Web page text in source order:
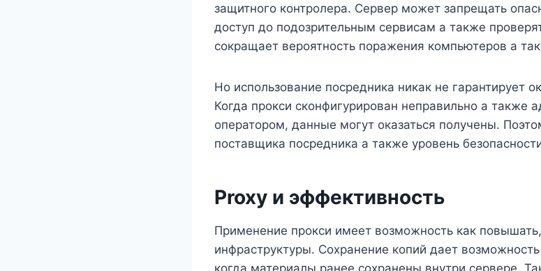
защитного контролера. Сервер может запрещать
доступ до подозрительным сервисам а также
сокращает вероятность поражения компьютеров а
Но использование посредника никак не гарантирует
Когда прокси сконфигурирован неправильно а также
оператором, данные могут оказаться получены.
поставщика посредника а также уровень
Proxy и эффективность
Применение прокси имеет возможность как
инфраструктуры. Сохранение копий дает
когда материалы ранее сохранены внутри сервере.